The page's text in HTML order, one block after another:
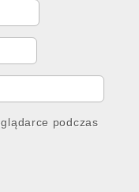
podczas